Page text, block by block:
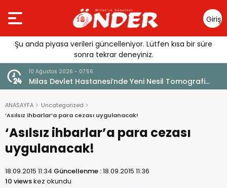
Giriş
Yap
Şu anda piyasa verileri güncelleniyor. Lütfen kısa bir süre
sonra tekrar deneyiniz.
10 Ağustos 2026 - 06:56
TÜTÜNÜN YORUCU YOLCULUĞU: GEÇMİŞTEN
BİR HATIRA
ANASAYFA
Uncategorized
‘Asılsız ihbarlar’a para cezası uygulanacak!
‘Asılsız ihbarlar’a para cezası
uygulanacak!
18.09.2015 11:34 Güncellenme :18.09.2015 11:36
10 viewskez okundu